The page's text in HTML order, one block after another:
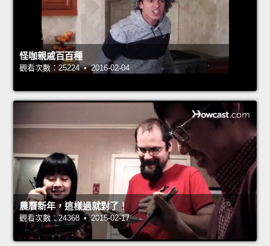
怪咖親戚百百種
觀看次數：25224 • 2016-02-04
農曆新年，這樣過就對了！
觀看次數：24368 • 2015-02-17